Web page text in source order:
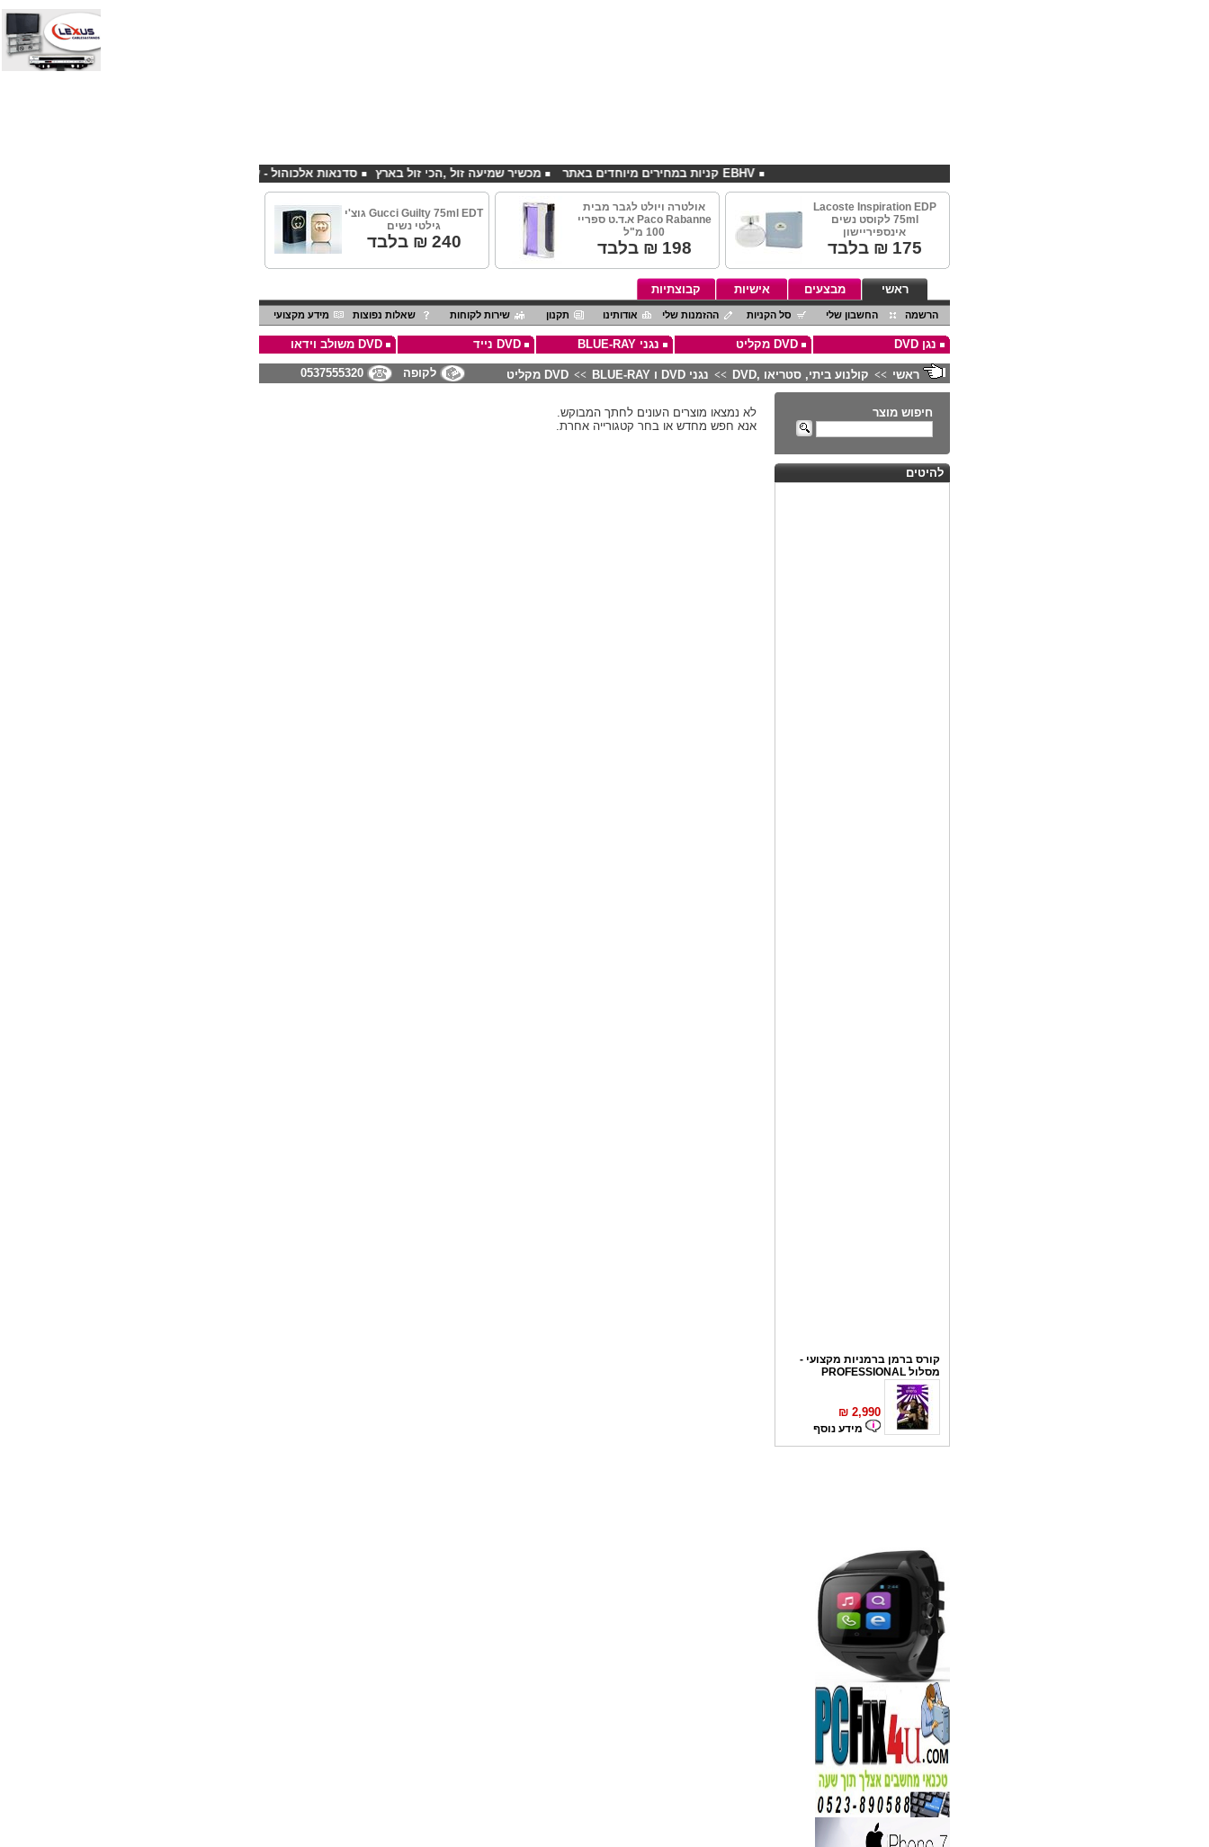
סדנאות אלכוהול - ערב גיבוש לחברות מכשיר שמיעה זול ,הכי זול בארץ EBHV קניות במחירים מיוחדים באתר
Lacoste Inspiration EDP
75ml לקוסט נשים
אינספיריישון
175 ₪ בלבד
אולטרה ויולט לגבר מבית
Paco Rabanne א.ד.ט ספריי
100 מ"ל
198 ₪ בלבד
Gucci Guilty 75ml EDT גוצ'י
גילטי נשים
240 ₪ בלבד
ראשי מבצעים אישיות קבוצתיות
הרשמה החשבון שלי סל הקניות ההזמנות שלי אודותינו תקנון שירות לקוחות שאלות נפוצות מידע מקצועי
נגן DVD DVD מקליט נגני BLUE-RAY DVD נייד DVD משולב וידאו
ראשי >> קולנוע ביתי, סטריאו ,DVD >> נגני DVD ו BLUE-RAY >> DVD מקליט לקופה 0537555320
חיפוש מוצר
להיטים
מסלול PROFESSIONAL
2,990
מידע נוסף
לחברות
150
₪
מידע נוסף
נגן DVD קורא DIVX עם USB
מבית PIONEER
החל מ- 349 ₪
מידע נוסף
מברשות איפור מיקצועי למאפרים
349
₪
מידע נוסף
מעגל ריסים חשמלי
לא נמצאו מוצרים העונים לחתך המבוקש.
אנא חפש מחדש או בחר קטגורייה אחרת.